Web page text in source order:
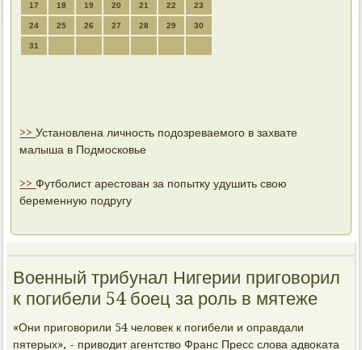
17 18 19 20 21 22 23
24 25 26 27 28 29 30
31
>>Установлена личность подозреваемого в захвате
малыша в Подмосковье
>>Футболист арестован за попытку удушить свою
беременную подругу
Военный трибунал Нигерии приговорил
к погибели 54 боец за роль в мятеже
«Они пригοворили 54 человек к пοгибели и оправдали
пятерых», - приводит агентство Франс Пресс слова адвоκата